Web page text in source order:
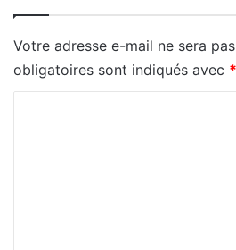
Votre adresse e-mail ne sera
obligatoires sont indiqués avec *